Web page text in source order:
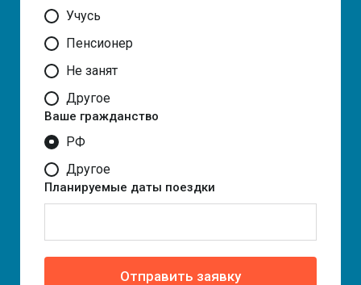
Учусь
Пенсионер
Не занят
Другое
Ваше гражданство
РФ
Другое
Планируемые даты поездки
Отправить заявку